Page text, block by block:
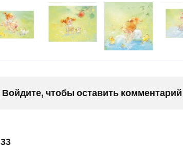
Войдите, чтобы оставить комментарий
33